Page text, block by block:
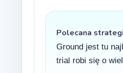
Polecana
Ground jest tu
trial robi się o